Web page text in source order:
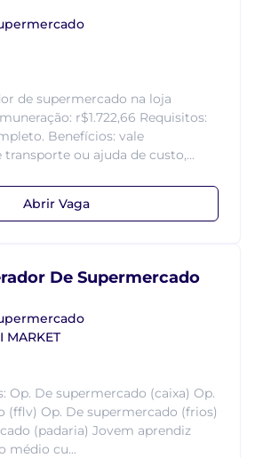
de supermercado na loja
r$1.722,66 Requisitos:
Benefícios: vale
ou ajuda de custo,...
Abrir Vaga
De Supermercado
MARKET
Op. De supermercado (caixa) Op.
(fflv) Op. De supermercado (frios)
(padaria) Jovem aprendiz
médio cu...